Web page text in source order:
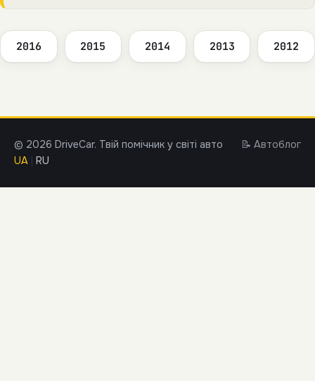
2016 2015 2014 2013 2012
© 2026 DriveCar. Твій помічник у світі авто
📝 Автоблог
UA
RU